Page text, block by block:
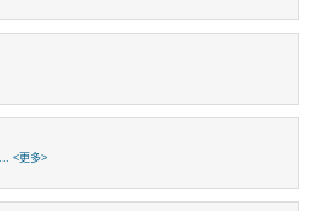
... <更多>